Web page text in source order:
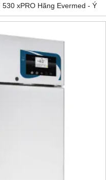
xPRO Hãng Evermed - Ý